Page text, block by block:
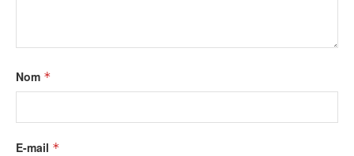
Nom *
E-mail *